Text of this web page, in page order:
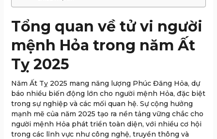
Tổng quan về tử vi người
mệnh Hỏa trong năm Ất
Tỵ 2025
Năm Ất Tỵ 2025 mang năng lượng Phúc Đăng Hỏa, dự
báo nhiều biến động lớn cho người mệnh Hỏa, đặc biệt
trong sự nghiệp và các mối quan hệ. Sự cộng hưởng
mạnh mẽ của năm 2025 tạo ra nền tảng vững chắc cho
người mệnh Hỏa phát triển toàn diện, với nhiều cơ hội
trong các lĩnh vực như công nghệ, truyền thông và